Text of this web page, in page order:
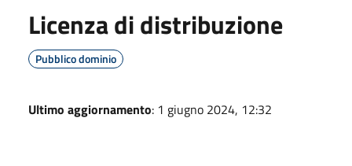
Licenza di distribuzione
Pubblico dominio
Ultimo aggiornamento: 1 giugno 2024, 12:32